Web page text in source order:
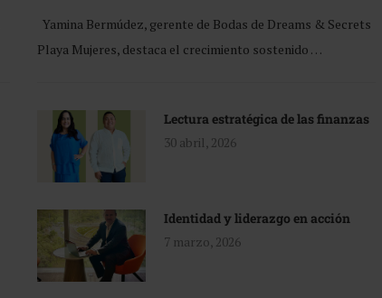
Yamina Bermúdez, gerente de Bodas de Dreams & Secrets
Playa Mujeres, destaca el crecimiento sostenido …
Lectura estratégica de las finanzas
30 abril, 2026
Identidad y liderazgo en acción
7 marzo, 2026